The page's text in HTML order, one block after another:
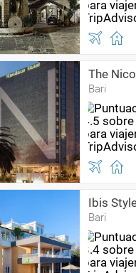
The
Bari
Ibis
Bari